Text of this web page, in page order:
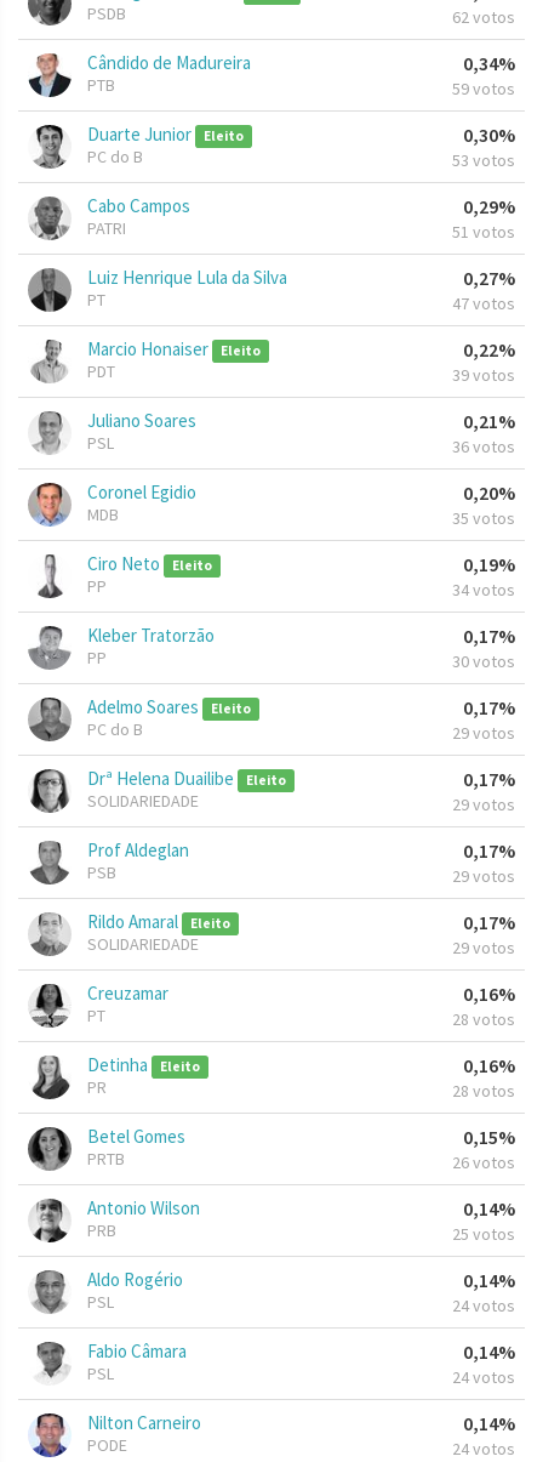
PSDB 62 votos
Cândido de Madureira
PTB
0,34%
59 votos
Duarte Junior Eleito
PC do B
0,30%
53 votos
Cabo Campos
PATRI
0,29%
51 votos
Luiz Henrique Lula da Silva
PT
0,27%
47 votos
Marcio Honaiser Eleito
PDT
0,22%
39 votos
Juliano Soares
PSL
0,21%
36 votos
Coronel Egidio
MDB
0,20%
35 votos
Ciro Neto Eleito
PP
0,19%
34 votos
Kleber Tratorzão
PP
0,17%
30 votos
Adelmo Soares Eleito
PC do B
0,17%
29 votos
Drª Helena Duailibe Eleito
SOLIDARIEDADE
0,17%
29 votos
Prof Aldeglan
PSB
0,17%
29 votos
Rildo Amaral Eleito
SOLIDARIEDADE
0,17%
29 votos
Creuzamar
PT
0,16%
28 votos
Detinha Eleito
PR
0,16%
28 votos
Betel Gomes
PRTB
0,15%
26 votos
Antonio Wilson
PRB
0,14%
25 votos
Aldo Rogério
PSL
0,14%
24 votos
Fabio Câmara
PSL
0,14%
24 votos
Nilton Carneiro
PODE
0,14%
24 votos